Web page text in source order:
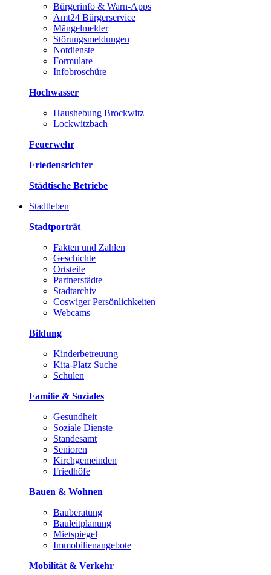
Bürgerinfo & Warn-Apps
Amt24 Bürgerservice
Mängelmelder
Störungsmeldungen
Notdienste
Formulare
Infobroschüre
Hochwasser
Haushebung Brockwitz
Lockwitzbach
Feuerwehr
Friedensrichter
Städtische Betriebe
Stadtleben
Stadtporträt
Fakten und Zahlen
Geschichte
Ortsteile
Partnerstädte
Stadtarchiv
Coswiger Persönlichkeiten
Webcams
Bildung
Kinderbetreuung
Kita-Platz Suche
Schulen
Familie & Soziales
Gesundheit
Soziale Dienste
Standesamt
Senioren
Kirchgemeinden
Friedhöfe
Bauen & Wohnen
Bauberatung
Bauleitplanung
Mietspiegel
Immobilienangebote
Mobilität & Verkehr